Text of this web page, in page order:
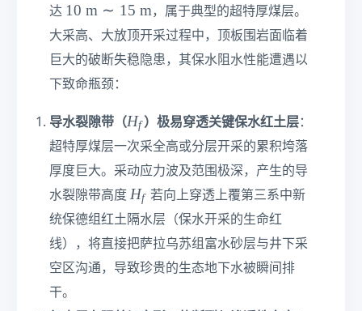
达 1
0\
te
xt
{
}
\s
m
1
5\
xt
{
}
10 m ∼ 15 m，属于典型的超特厚煤层。
大采高、大放顶开采过程中，顶板围岩面临着
巨大的破断失稳隐患，其保水阻水性能遭遇以
下致命瓶颈：
导水裂隙带（H
_
f
Hf ）极易穿透关键保水红土层：
超特厚煤层一次采全高或分层开采的累积垮落
厚度巨大。采动应力波及范围极深，产生的导
水裂隙带高度 H
_
f
Hf 若向上穿透上覆第三系中新
统保德组红土隔水层（保水开采的生命红
线），将直接把萨拉乌苏组富水砂层与井下采
空区沟通，导致珍贵的生态地下水被瞬间排
干。